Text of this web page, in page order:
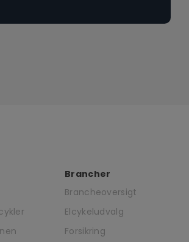
Brancher
Brancheoversigt
Elcykeludvalg
Forsikring